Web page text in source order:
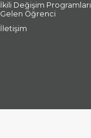
İkili Değişim Programları
Gelen Öğrenci
İletişim